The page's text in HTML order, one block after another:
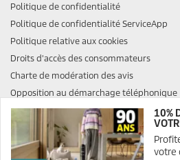
10%
votre
Politique de confidentialité
Politique de confidentialité ServiceApp
Politique relative aux cookies
Droits d'accès des consommateurs
Charte de modération des avis
Opposition au démarchage téléphonique
TVA incluse